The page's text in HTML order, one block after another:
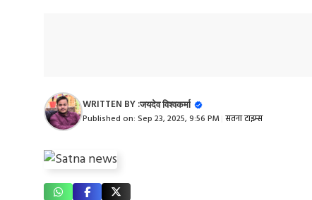
WRITTEN BY :जयदेव विश्वकर्मा
Published on: Sep 23, 2025, 9:56 PM सतना टाइम्स